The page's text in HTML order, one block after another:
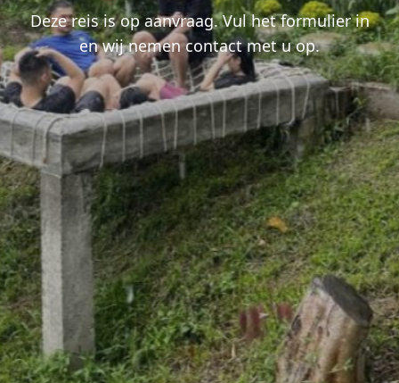
Deze reis is op aanvraag. Vul het formulier in
en wij nemen contact met u op.